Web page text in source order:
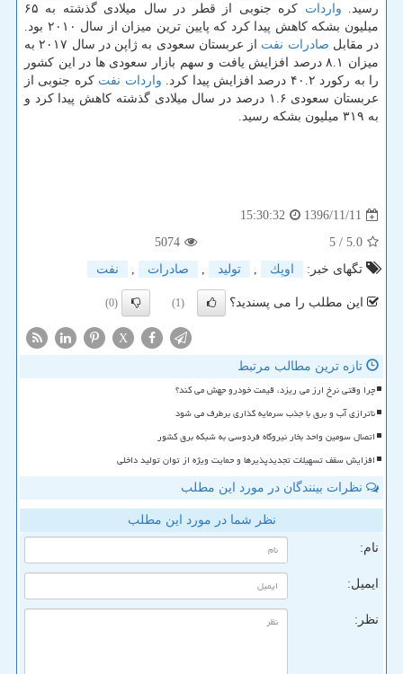
رسید. واردات
كره جنوبی از قطر در سال میلادی گذشته به ۶۵
میلیون بشكه كاهش پیدا كرد كه پایین ترین میزان از سال ۲۰۱۰ بود.
در مقابل صادرات نفت
از عربستان سعودی به ژاپن در سال ۲۰۱۷ به
میزان ۸.۱ درصد افزایش یافت و سهم بازار سعودی ها در این كشور
را به ركورد ۴۰.۲ درصد افزایش پیدا كرد.
واردات نفت كره جنوبی از
عربستان سعودی ۱.۶ درصد در سال میلادی گذشته كاهش پیدا كرد و
به ۳۱۹ میلیون بشكه رسید.
1396/11/11
15:30:32
5.0
/ 5
5074
تگهای خبر:
اوپك , تولید , صادرات , نفت
این مطلب را می پسندید؟ (1)
(0)
X
تازه ترین مطالب مرتبط
چرا وقتی نرخ ارز می ریزد، قیمت خودرو جهش می کند؟
ناترازی آب و برق با جذب سرمایه گذاری برطرف می شود
اتصال سومین واحد بخار نیروگاه فردوسی به شبکه برق کشور
افزایش سقف تسهیلات تجدیدپذیرها و حمایت ویژه از توان تولید داخلی
نظرات بینندگان در مورد این مطلب
نظر شما در مورد این مطلب
نام:
ایمیل:
نظر: